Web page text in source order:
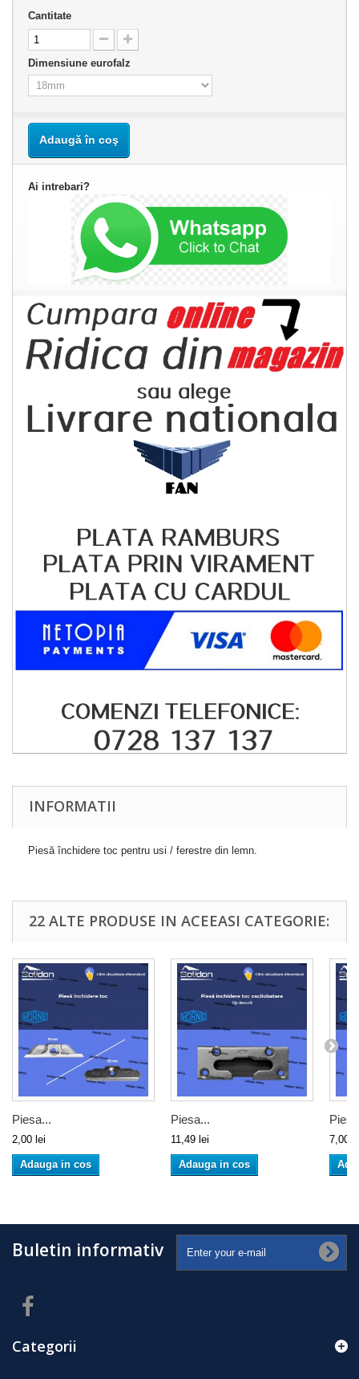
Cantitate
Dimensiune eurofalz
Adaugă în coş
Ai intrebari?
INFORMATII
Piesă închidere toc pentru usi / ferestre din lemn.
22 ALTE PRODUSE IN ACEEASI CATEGORIE:
Piesa...
2,00 lei
Adauga in cos
Piesa...
11,49 lei
Adauga in cos
7,00
Buletin informativ
Categorii